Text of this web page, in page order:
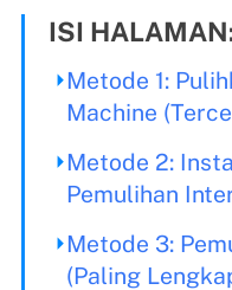
ISI
Metode 1:
Machine
Metode 2:
Pemulihan
Metode 3:
(Paling